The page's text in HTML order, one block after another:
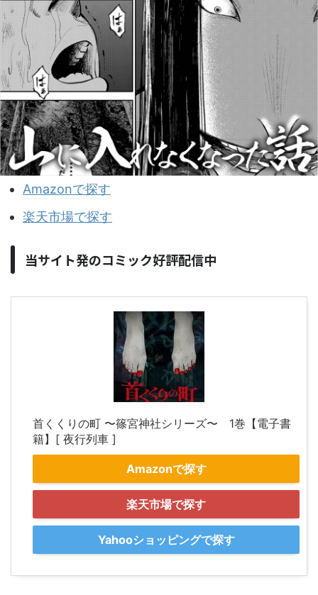
Amazonで探す
楽天市場で探す
当サイト発のコミック好評配信中
首くくりの町 〜篠宮神社シリーズ〜 1巻【電子書
籍】[ 夜行列車 ]
Amazonで探す
楽天市場で探す
Yahooショッピングで探す